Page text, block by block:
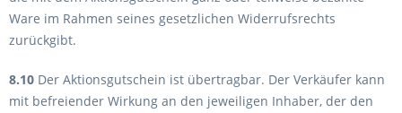
Ware im Rahmen seines gesetzlichen Widerrufsrechts
zurückgibt.
8.10 Der Aktionsgutschein ist übertragbar. Der Verkäufer kann
mit befreiender Wirkung an den jeweiligen Inhaber, der den